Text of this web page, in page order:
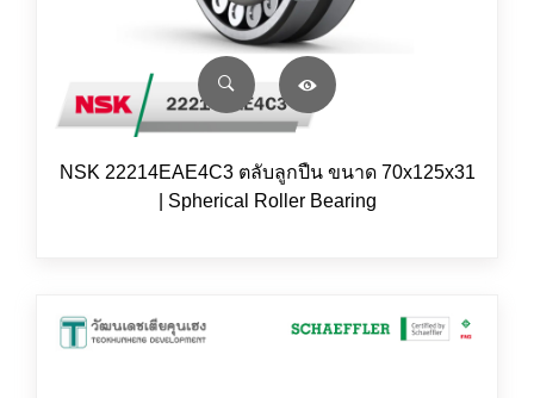
NSK 22214EAE4C3 ตลับลูกปืน ขนาด 70x125x31
| Spherical Roller Bearing